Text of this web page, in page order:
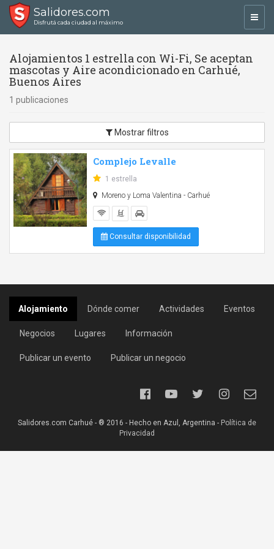
Salidores.com
Disfrutá cada ciudad al máximo
Alojamientos 1 estrella con Wi-Fi, Se aceptan
mascotas y Aire acondicionado en Carhué,
Buenos Aires
1 publicaciones
Mostrar filtros
Complejo Levalle
1 estrella
Moreno y Loma Valentina - Carhué
Consultar disponibilidad
Alojamiento Dónde comer Actividades Eventos
Negocios Lugares Información
Publicar un evento Publicar un negocio
Salidores.com Carhué - ® 2016 - Hecho en Azul, Argentina - Política de
Privacidad